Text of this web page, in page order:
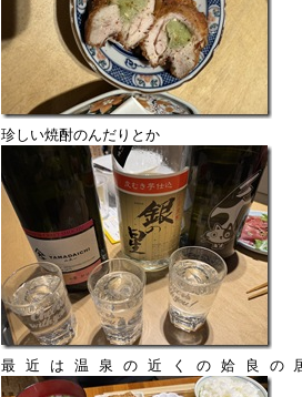
珍しい焼酎のんだりとか
最近は温泉の近くの姶良の